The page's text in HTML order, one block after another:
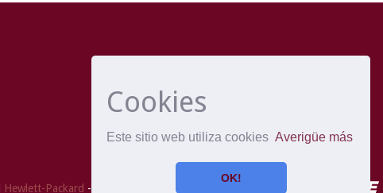
Cookies
Este sitio web utiliza cookies Averigüe más
OK!
Hewlett-Packard - Extensión mantenida y optimizado por